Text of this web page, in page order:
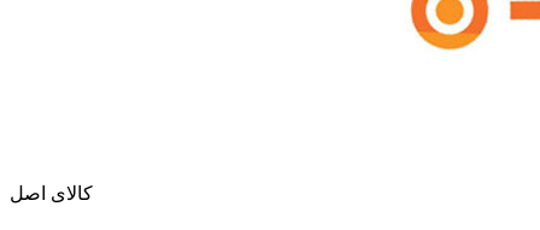
کالای اصل